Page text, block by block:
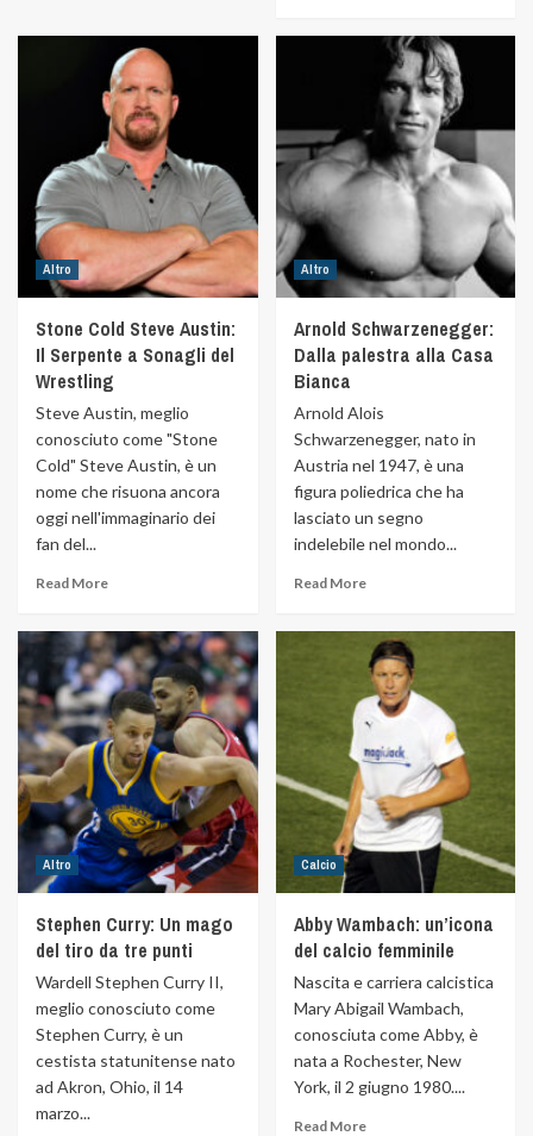
Altro
Stone Cold Steve Austin:
Il Serpente a Sonagli del
Wrestling
Steve Austin, meglio
conosciuto come "Stone
Cold" Steve Austin, è un
nome che risuona ancora
oggi nell'immaginario dei
fan del...
Read More
Altro
Arnold Schwarzenegger:
Dalla palestra alla Casa
Bianca
Arnold Alois
Schwarzenegger, nato in
Austria nel 1947, è una
figura poliedrica che ha
lasciato un segno
indelebile nel mondo...
Read More
Altro
Stephen Curry: Un mago
del tiro da tre punti
Wardell Stephen Curry II,
meglio conosciuto come
Stephen Curry, è un
cestista statunitense nato
ad Akron, Ohio, il 14
marzo...
Calcio
Abby Wambach: un’icona
del calcio femminile
Nascita e carriera calcistica
Mary Abigail Wambach,
conosciuta come Abby, è
nata a Rochester, New
York, il 2 giugno 1980....
Read More